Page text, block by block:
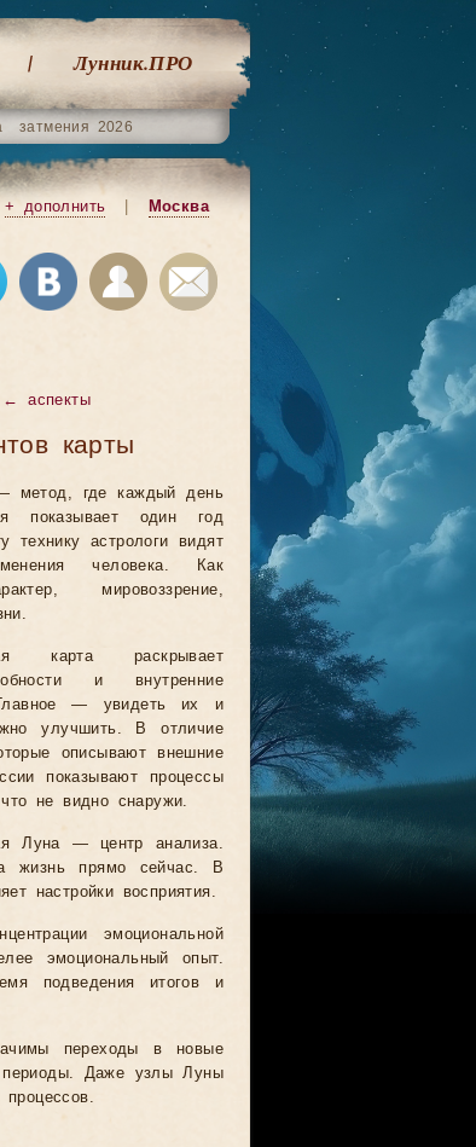
Лунник.ПРО
затмения 2026
+ дополнить Москва
← аспекты
карты
метод, где каждый день
показывает один год
технику астрологи видят
человека. Как
мировоззрение,
карта раскрывает
и внутренние
Главное — увидеть их и
улучшить. В отличие
описывают внешние
показывают процессы
не видно снаружи.
Луна — центр анализа.
жизнь прямо сейчас. В
настройки восприятия.
эмоциональной
эмоциональный опыт.
подведения итогов и
переходы в новые
периоды. Даже узлы Луны